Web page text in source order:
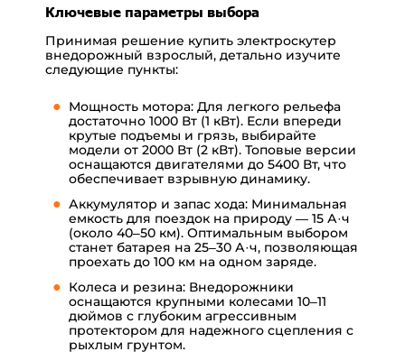
Ключевые параметры выбора
Принимая решение купить электроскутер
внедорожный взрослый, детально изучите
следующие пункты:
Мощность мотора: Для легкого рельефа
достаточно 1000 Вт (1 кВт). Если впереди
крутые подъемы и грязь, выбирайте
модели от 2000 Вт (2 кВт). Топовые версии
оснащаются двигателями до 5400 Вт, что
обеспечивает взрывную динамику.
Аккумулятор и запас хода: Минимальная
емкость для поездок на природу — 15 А·ч
(около 40–50 км). Оптимальным выбором
станет батарея на 25–30 А·ч, позволяющая
проехать до 100 км на одном заряде.
Колеса и резина: Внедорожники
оснащаются крупными колесами 10–11
дюймов с глубоким агрессивным
протектором для надежного сцепления с
рыхлым грунтом.